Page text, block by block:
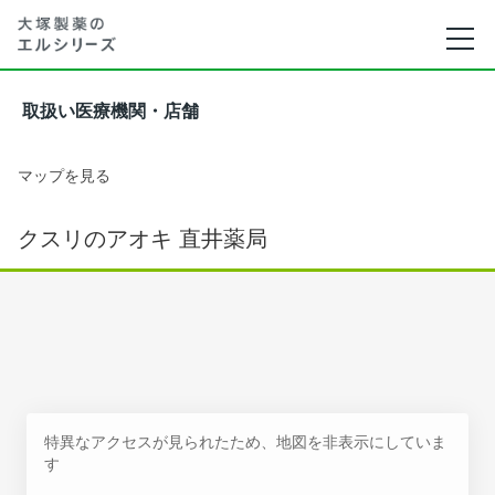
取扱い医療機関・店舗
マップを見る
クスリのアオキ 直井薬局
特異なアクセスが見られたため、地図を非表示にしていま
す